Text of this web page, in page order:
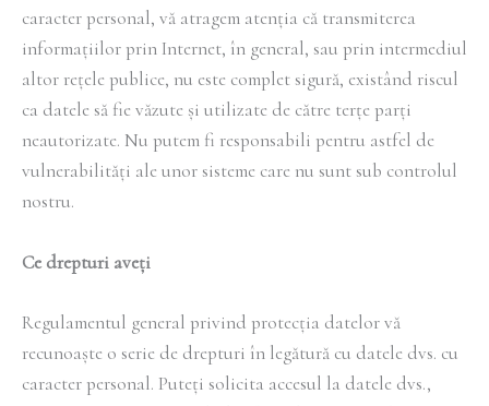
caracter personal, vă atragem atenția că transmiterea
informațiilor prin Internet, în general, sau prin intermediul
altor rețele publice, nu este complet sigură, existând riscul
ca datele să fie văzute şi utilizate de către terțe parți
neautorizate. Nu putem fi responsabili pentru astfel de
vulnerabilități ale unor sisteme care nu sunt sub controlul
nostru.
Ce drepturi aveți
Regulamentul general privind protecția datelor vă
recunoaște o serie de drepturi în legătură cu datele dvs. cu
caracter personal. Puteți solicita accesul la datele dvs.,